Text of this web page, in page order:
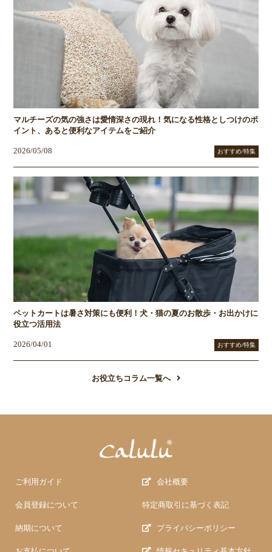
マルチーズの気の強さは愛情深さの現れ！気になる性格としつけのポ
イント、あると便利なアイテムをご紹介
2026/05/08 おすすめ/特集
ペットカートは暑さ対策にも便利！犬・猫の夏のお散歩・お出かけに
役立つ活用法
2026/04/01 おすすめ/特集
お役立ちコラム一覧へ
ご利用ガイド
会員登録について
納期について
会社概要
特定商取引に基づく表記
プライバシーポリシー